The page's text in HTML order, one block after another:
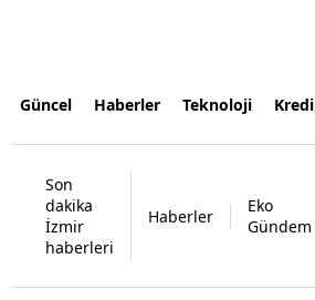
Güncel Haberler Teknoloji Kredi
Son
dakika
İzmir
haberleri
Haberler
Eko
Gündem